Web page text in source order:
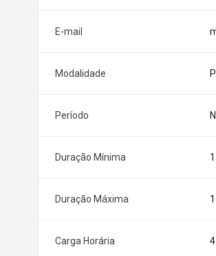
E-mail
Modalidade
Período
Duração Mínima
Duração Máxima
Carga Horária